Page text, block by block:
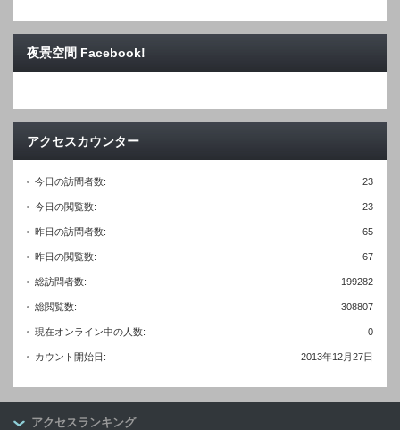
夜景空間 Facebook!
アクセスカウンター
23
今日の訪問者数:
23
今日の閲覧数:
65
昨日の訪問者数:
67
昨日の閲覧数:
199282
総訪問者数:
308807
総閲覧数:
0
現在オンライン中の人数:
2013年12月27日
カウント開始日:
アクセスランキング